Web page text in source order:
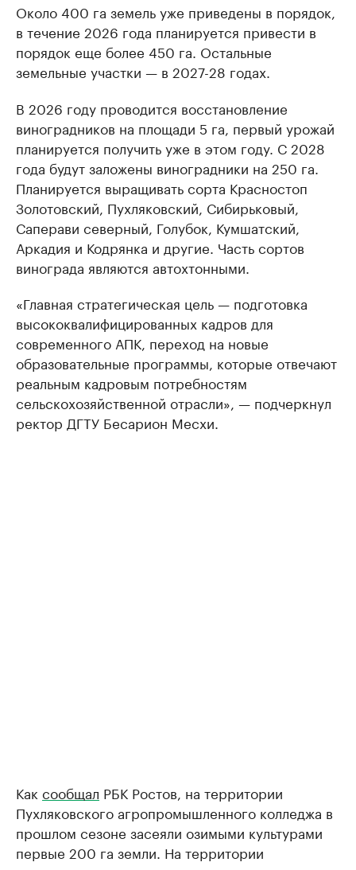
Около 400 га земель уже приведены в порядок,
в течение 2026 года планируется привести в
порядок еще более 450 га. Остальные
земельные участки — в 2027-28 годах.
В 2026 году проводится восстановление
виноградников на площади 5 га, первый урожай
планируется получить уже в этом году. С 2028
года будут заложены виноградники на 250 га.
Планируется выращивать сорта Красностоп
Золотовский, Пухляковский, Сибирьковый,
Саперави северный, Голубок, Кумшатский,
Аркадия и Кодрянка и другие. Часть сортов
винограда являются автохтонными.
«Главная стратегическая цель — подготовка
высококвалифицированных кадров для
современного АПК, переход на новые
образовательные программы, которые отвечают
реальным кадровым потребностям
сельскохозяйственной отрасли», — подчеркнул
ректор ДГТУ Бесарион Месхи.
Как сообщал РБК Ростов, на территории
Пухляковского агропромышленного колледжа в
прошлом сезоне засеяли озимыми культурами
первые 200 га земли. На территории